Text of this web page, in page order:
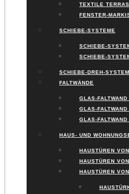
TEXTILE
FENSTER-
SCHIEBE-SYSTEME
SCHIEBE-
SCHIEBE-
SCHIEBE-DREH-
FALTWÄNDE
GLAS-
GLAS-
GLAS-FALTWAND
HAUS- UND
HAUSTÜREN
HAUSTÜREN
HAUSTÜREN